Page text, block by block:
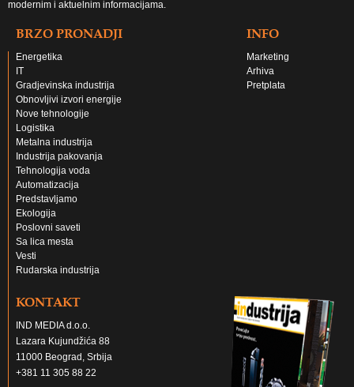
modernim i aktuelnim informacijama.
BRZO PRONADJI
Energetika
IT
Gradjevinska industrija
Obnovljivi izvori energije
Nove tehnologije
Logistika
Metalna industrija
Industrija pakovanja
Tehnologija voda
Automatizacija
Predstavljamo
Ekologija
Poslovni saveti
Sa lica mesta
Vesti
Rudarska industrija
INFO
Marketing
Arhiva
Pretplata
KONTAKT
IND MEDIA d.o.o.
Lazara Kujundžića 88
11000 Beograd, Srbija
+381 11 305 88 22